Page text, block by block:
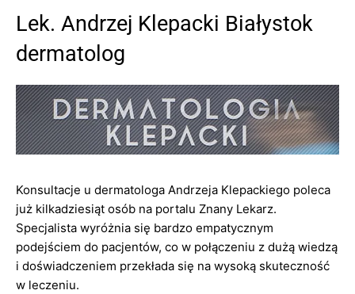
Lek. Andrzej Klepacki Białystok
dermatolog
Konsultacje u dermatologa Andrzeja Klepackiego poleca
już kilkadziesiąt osób na portalu Znany Lekarz.
Specjalista wyróżnia się bardzo empatycznym
podejściem do pacjentów, co w połączeniu z dużą wiedzą
i doświadczeniem przekłada się na wysoką skuteczność
w leczeniu.